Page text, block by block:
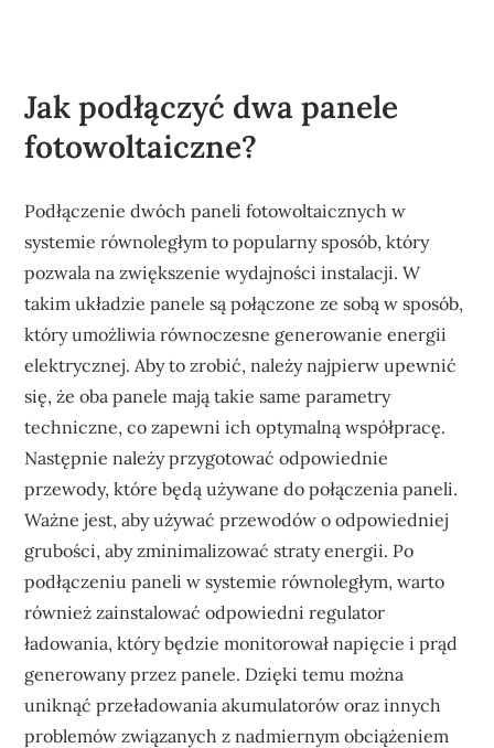
Jak podłączyć dwa panele
fotowoltaiczne?
Podłączenie dwóch paneli fotowoltaicznych w
systemie równoległym to popularny sposób, który
pozwala na zwiększenie wydajności instalacji. W
takim układzie panele są połączone ze sobą w sposób,
który umożliwia równoczesne generowanie energii
elektrycznej. Aby to zrobić, należy najpierw upewnić
się, że oba panele mają takie same parametry
techniczne, co zapewni ich optymalną współpracę.
Następnie należy przygotować odpowiednie
przewody, które będą używane do połączenia paneli.
Ważne jest, aby używać przewodów o odpowiedniej
grubości, aby zminimalizować straty energii. Po
podłączeniu paneli w systemie równoległym, warto
również zainstalować odpowiedni regulator
ładowania, który będzie monitorował napięcie i prąd
generowany przez panele. Dzięki temu można
uniknąć przeładowania akumulatorów oraz innych
problemów związanych z nadmiernym obciążeniem